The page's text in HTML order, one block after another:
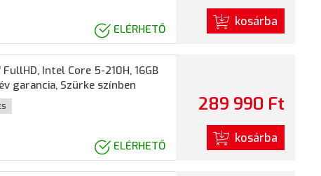
ELÉRHETŐ
kosárba
Intel Core 5-210H, 16GB
garancia, Szürke színben
ELÉRHETŐ
289 990 Ft
kosárba